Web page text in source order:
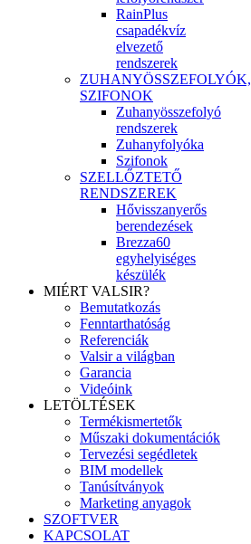
RainPlus
csapadékvíz
elvezető
rendszerek
ZUHANYÖSSZEFOLYÓK,
SZIFONOK
Zuhanyösszefolyó
rendszerek
Zuhanyfolyóka
Szifonok
SZELLŐZTETŐ
RENDSZEREK
Hővisszanyerős
berendezések
Brezza60
egyhelyiséges
készülék
MIÉRT VALSIR?
Bemutatkozás
Fenntarthatóság
Referenciák
Valsir a világban
Garancia
Videóink
LETÖLTÉSEK
Termékismertetők
Műszaki dokumentációk
Tervezési segédletek
BIM modellek
Tanúsítványok
Marketing anyagok
SZOFTVER
KAPCSOLAT